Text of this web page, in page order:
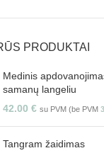
PRODUKTAI
Medinis
samanų langeliu
42.00 € su PVM (be PVM
Tangram žaidimas